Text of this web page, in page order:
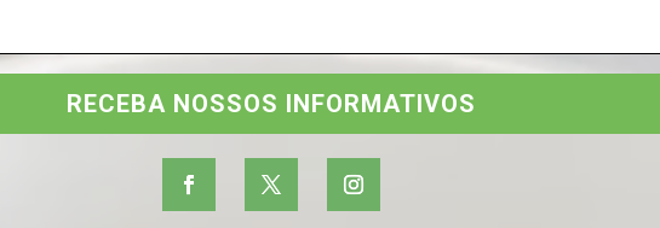
RECEBA NOSSOS INFORMATIVOS